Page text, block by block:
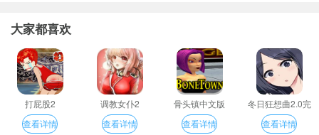
大家都喜欢
打屁股2
查看详情
调教女仆2
查看详情
骨头镇中文版
查看详情
冬日狂想曲2.0完
整汉化版
查看详情